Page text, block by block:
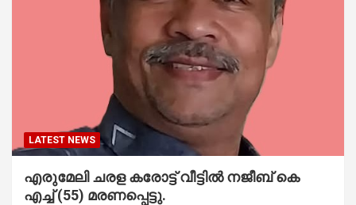
LATEST NEWS
എരുമേലി ചരള കരോട്ട് വീട്ടിൽ നജീബ് കെ
എച്ച് (55) മരണപ്പെട്ടു.